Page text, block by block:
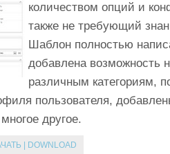
количеством опций и
также не требующий
Шаблон полностью
добавлена возможность
различным категориям,
пользователя,
другое.
| DOWNLOAD